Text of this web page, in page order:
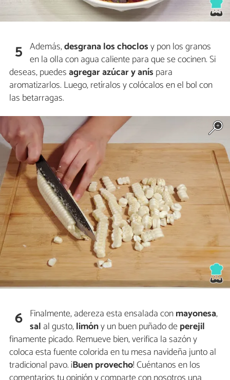
5 Además,desgrana los choclosy pon los granos
en la olla con agua caliente para que se cocinen. Si
deseas, puedesagregar azúcar y anís para
aromatizarlos. Luego, retíralos y colócalos en el bol con
las betarragas.
6 Finalmente, adereza esta ensalada conmayonesa,
sal al gusto,limóny un buen puñado deperejil
finamente picado. Remueve bien, verifica la sazón y
coloca esta fuente colorida en tu mesa navideña junto al
tradicional pavo. ¡Buen provecho! Cuéntanos en los